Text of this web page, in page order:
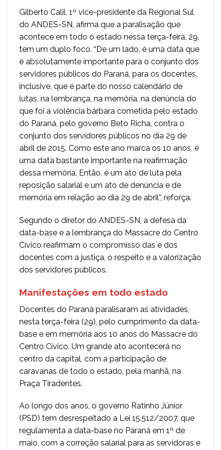
Gilberto Calil, 1º vice-presidente da Regional Sul
do ANDES-SN, afirma que a paralisação que
acontece em todo o estado nessa terça-feira, 29,
tem um duplo foco. “De um lado, é uma data que
é absolutamente importante para o conjunto dos
servidores públicos do Paraná, para os docentes,
inclusive, que é parte do nosso calendário de
lutas, na lembrança, na memória, na denúncia do
que foi a violência bárbara cometida pelo estado
do Paraná, pelo governo Beto Richa, contra o
conjunto dos servidores públicos no dia 29 de
abril de 2015. Como este ano marca os 10 anos, é
uma data bastante importante na reafirmação
dessa memória. Então, é um ato de luta pela
reposição salarial e um ato de denúncia e de
memória em relação ao dia 29 de abril”, reforça.
Segundo o diretor do ANDES-SN, a defesa da
data-base e a lembrança do Massacre do Centro
Cívico reafirmam o compromisso das e dos
docentes com a justiça, o respeito e a valorização
dos servidores públicos.
Manifestações em todo estado
Docentes do Paraná paralisaram as atividades,
nesta terça-feira (29), pelo cumprimento da data-
base e em memória aos 10 anos do Massacre do
Centro Cívico. Um grande ato acontecerá no
centro da capital, com a participação de
caravanas de todo o estado, pela manhã, na
Praça Tiradentes.
Ao longo dos anos, o governo Ratinho Júnior
(PSD) tem desrespeitado a Lei 15.512/2007, que
regulamenta a data-base no Paraná em 1º de
maio, com a correção salarial para as servidoras e